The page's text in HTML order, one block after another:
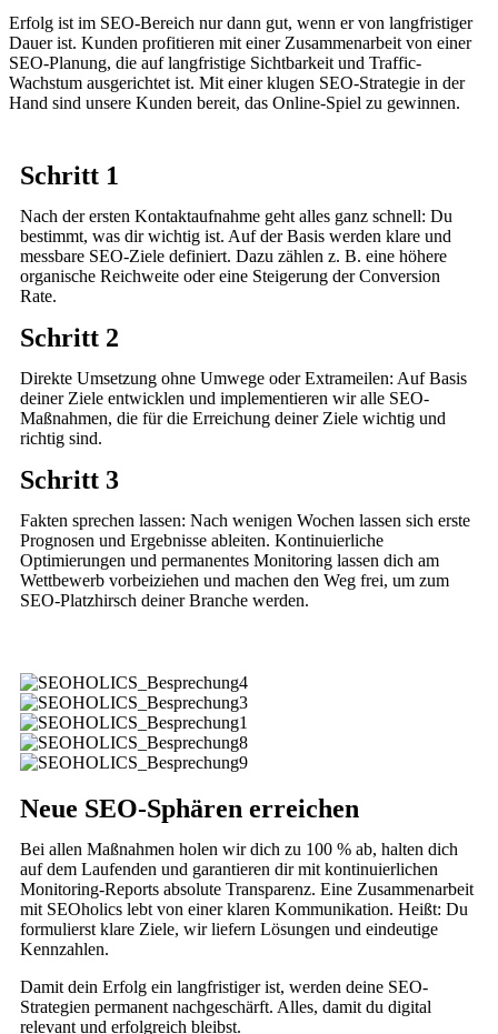
Erfolg ist im SEO-Bereich nur dann gut, wenn er von langfristiger
Dauer ist. Kunden profitieren mit einer Zusammenarbeit von einer
SEO-Planung, die auf langfristige Sichtbarkeit und Traffic-
Wachstum ausgerichtet ist. Mit einer klugen SEO-Strategie in der
Hand sind unsere Kunden bereit, das Online-Spiel zu gewinnen.
Schritt 1
Nach der ersten Kontaktaufnahme geht alles ganz schnell: Du
bestimmt, was dir wichtig ist. Auf der Basis werden klare und
messbare SEO-Ziele definiert. Dazu zählen z. B. eine höhere
organische Reichweite oder eine Steigerung der Conversion
Rate.
Schritt 2
Direkte Umsetzung ohne Umwege oder Extrameilen: Auf Basis
deiner Ziele entwicklen und implementieren wir alle SEO-
Maßnahmen, die für die Erreichung deiner Ziele wichtig und
richtig sind.
Schritt 3
Fakten sprechen lassen: Nach wenigen Wochen lassen sich erste
Prognosen und Ergebnisse ableiten. Kontinuierliche
Optimierungen und permanentes Monitoring lassen dich am
Wettbewerb vorbeiziehen und machen den Weg frei, um zum
SEO-Platzhirsch deiner Branche werden.
Neue SEO-Sphären erreichen
Bei allen Maßnahmen holen wir dich zu 100 % ab, halten dich
auf dem Laufenden und garantieren dir mit kontinuierlichen
Monitoring-Reports absolute Transparenz. Eine Zusammenarbeit
mit SEOholics lebt von einer klaren Kommunikation. Heißt: Du
formulierst klare Ziele, wir liefern Lösungen und eindeutige
Kennzahlen.
Damit dein Erfolg ein langfristiger ist, werden deine SEO-
Strategien permanent nachgeschärft. Alles, damit du digital
relevant und erfolgreich bleibst.